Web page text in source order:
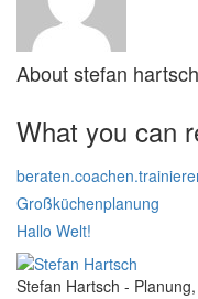
Aboutstefan hartsch
What you can
Großküchenplanung
Hallo Welt!
Stefan Hartsch -